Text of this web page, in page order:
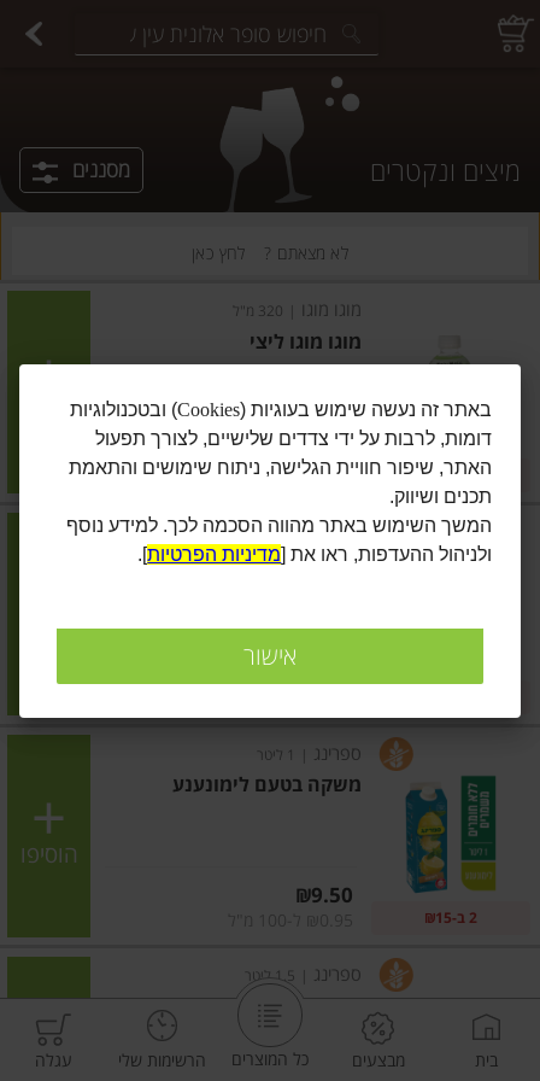
מיצים ונקטרים מסננים
לא מצאתם ? לחץ כאן
מוגו מוגו 320 מ"ל
מוגו מוגו ליצי
מחיר מחירון ₪7.90
₪2.47 ל-100 מ"ל 2 ב-₪15
הוסיפו
נטורפוד | 750 מ"ל
מיץ אננס אורגני
₪23.90
הוסיפו
ספרינג 1 ליטר
משקה בטעם לימונענע
₪9.50
2 ב-₪15
הוסיפו
ספרינג 1.5 ליטר
ספרינג אגס תפוח סברס 1.5
בית מבצעים כל המוצרים הרשימות שלי עגלה
באתר זה נעשה שימוש בעוגיות (Cookies) ובטכנולוגיות
דומות, לרבות על ידי צדדים שלישיים, לצורך תפעול
האתר, שיפור חוויית הגלישה, ניתוח שימושים והתאמת
תכנים ושיווק.
המשך השימוש באתר מהווה הסכמה לכך. למידע נוסף
ולניהול ההעדפות, ראו את [מדיניות הפרטיות].
אישור